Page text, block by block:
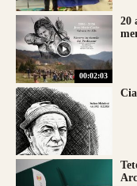
00:02:03
20